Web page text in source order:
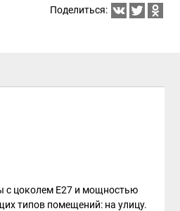
Поделиться:
с цоколем E27 и мощностью
типов помещений: на улицу.